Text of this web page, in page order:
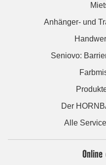
Anhänger- und
Seniovo:
Der
Alle